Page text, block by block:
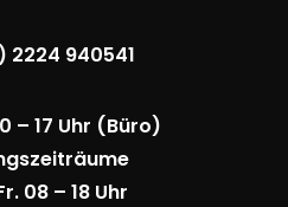
2224 940541
– 17 Uhr (Büro)
08 – 18 Uhr